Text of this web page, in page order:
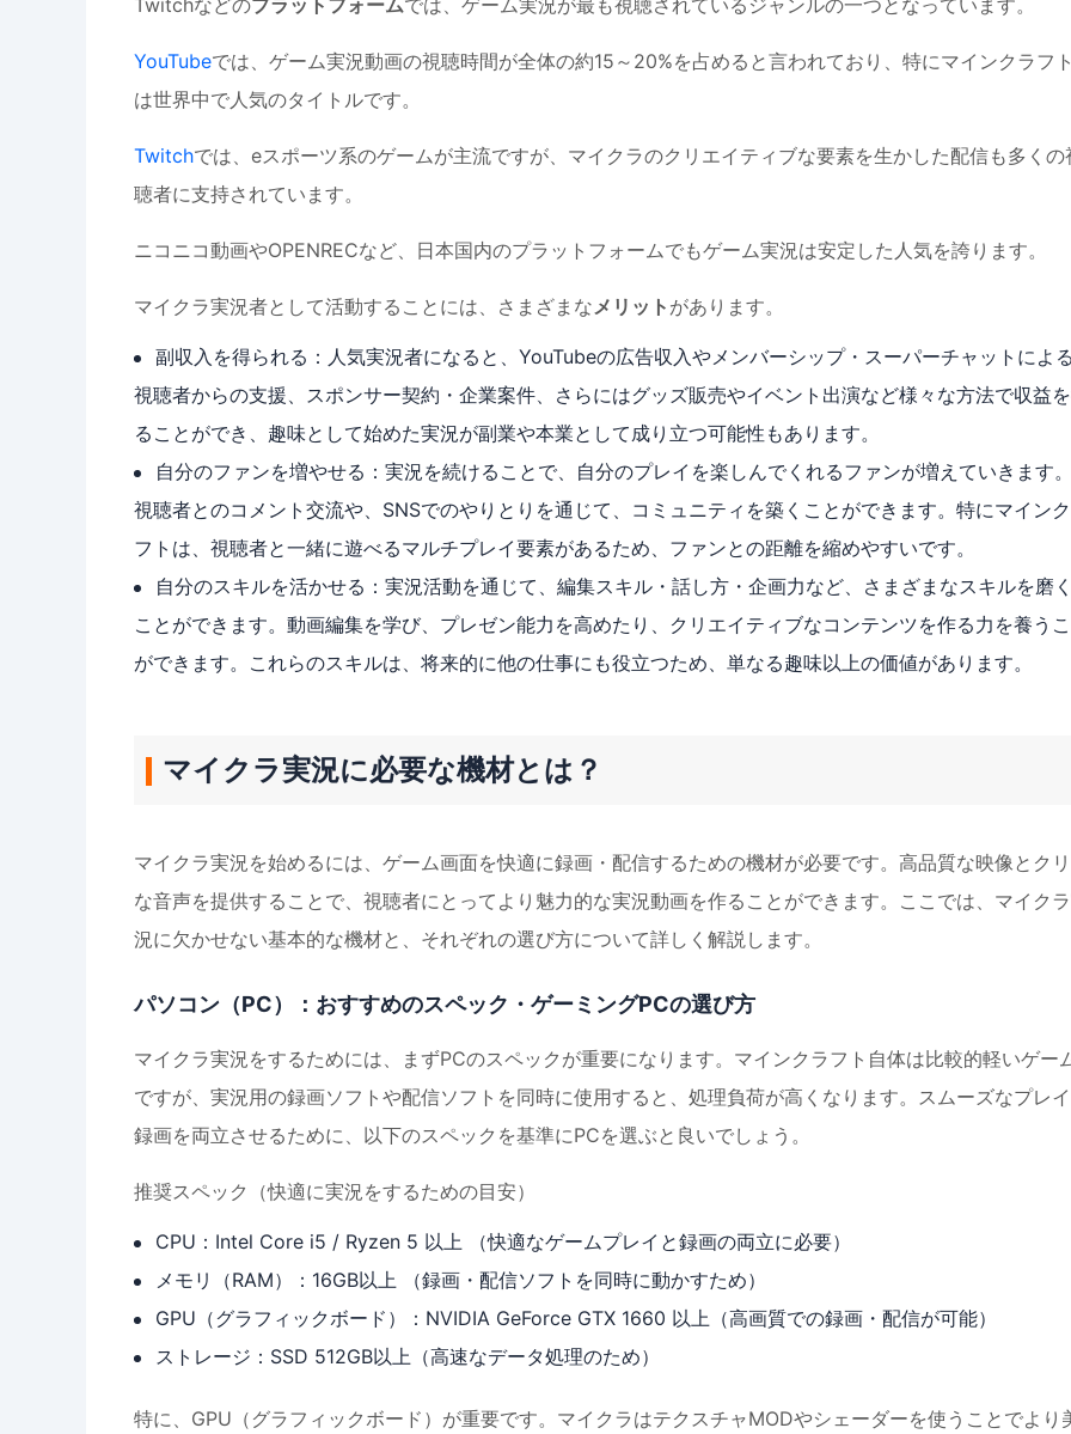
Twitchなどのプラットフォームでは、ゲーム実況が最も視聴されているジャンルの一つとなっています。
YouTubeでは、ゲーム実況動画の視聴時間が全体の約15～20%を占めると言われており、特にマインクラフト
は世界中で人気のタイトルです。
Twitchでは、eスポーツ系のゲームが主流ですが、マイクラのクリエイティブな要素を生かした配信も多くの
聴者に支持されています。
ニコニコ動画やOPENRECなど、日本国内のプラットフォームでもゲーム実況は安定した人気を誇ります。
マイクラ実況者として活動することには、さまざまなメリット があります。
副収入を得られる：人気実況者になると、YouTubeの広告収入やメンバーシップ・スーパーチャットによる
視聴者からの支援、スポンサー契約・企業案件、さらにはグッズ販売やイベント出演など様々な方法で収益
ることができ、趣味として始めた実況が副業や本業として成り立つ可能性もあります。
自分のファンを増やせる：実況を続けることで、自分のプレイを楽しんでくれるファンが増えていきます。
視聴者とのコメント交流や、SNSでのやりとりを通じて、コミュニティを築くことができます。特にマイン
フトは、視聴者と一緒に遊べるマルチプレイ要素があるため、ファンとの距離を縮めやすいです。
自分のスキルを活かせる：実況活動を通じて、編集スキル・話し方・企画力など、さまざまなスキルを磨く
ことができます。動画編集を学び、プレゼン能力を高めたり、クリエイティブなコンテンツを作る力を養う
ができます。これらのスキルは、将来的に他の仕事にも役立つため、単なる趣味以上の価値があります。
マイクラ実況に必要な機材とは？
マイクラ実況を始めるには、ゲーム画面を快適に録画・配信するための機材が必要です。高品質な映像とク
な音声を提供することで、視聴者にとってより魅力的な実況動画を作ることができます。ここでは、マイク
況に欠かせない基本的な機材と、それぞれの選び方について詳しく解説します。
パソコン（PC）：おすすめのスペック・ゲーミングPCの選び方
マイクラ実況をするためには、まずPCのスペックが重要になります。マインクラフト自体は比較的軽いゲー
ですが、実況用の録画ソフトや配信ソフトを同時に使用すると、処理負荷が高くなります。スムーズなプレ
録画を両立させるために、以下のスペックを基準にPCを選ぶと良いでしょう。
推奨スペック（快適に実況をするための目安）
CPU：Intel Core i5 / Ryzen 5 以上 （快適なゲームプレイと録画の両立に必要）
メモリ（RAM）：16GB以上 （録画・配信ソフトを同時に動かすため）
GPU（グラフィックボード）：NVIDIA GeForce GTX 1660 以上（高画質での録画・配信が可能）
ストレージ：SSD 512GB以上（高速なデータ処理のため）
特に、GPU（グラフィックボード）が重要です。マイクラはテクスチャMODやシェーダーを使うことでより